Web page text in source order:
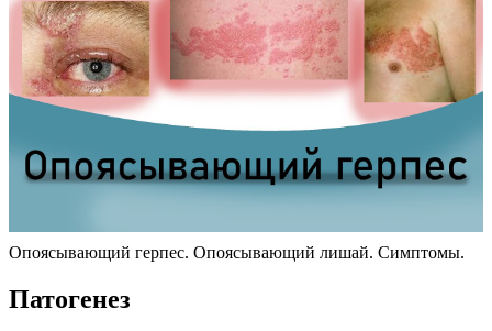
Опоясывающий герпес. Опоясывающий лишай. Симптомы.
Патогенез